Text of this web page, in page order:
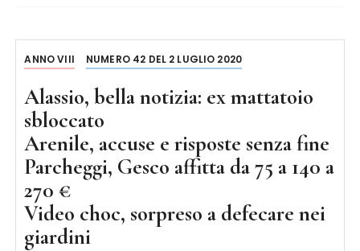
ANNO VIII NUMERO 42 DEL 2 LUGLIO 2020
Alassio, bella notizia: ex mattatoio
sbloccato
Arenile, accuse e risposte senza fine
Parcheggi, Gesco affitta da 75 a 140 a
270 €
Video choc, sorpreso a defecare nei
giardini